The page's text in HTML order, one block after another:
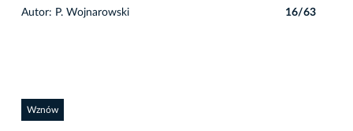
Autor: P. Wojnarowski 16/63
Wznów